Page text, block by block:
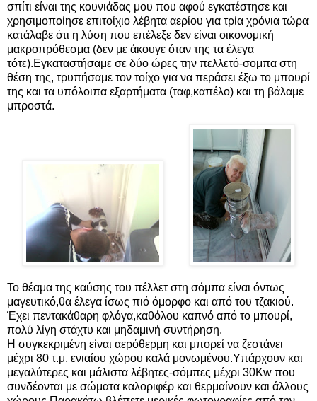
σπίτι είναι της κουνιάδας μου που αφού εγκατέστησε και
χρησιμοποίησε επιτοίχιο λέβητα αερίου για τρία χρόνια τώρα
κατάλαβε ότι η λύση που επέλεξε δεν είναι οικονομική
μακροπρόθεσμα (δεν με άκουγε όταν της τα έλεγα
τότε).Εγκαταστήσαμε σε δύο ώρες την πελλετό-σομπα στη
θέση της, τρυπήσαμε τον τοίχο για να περάσει έξω το μπουρί
της και τα υπόλοιπα εξαρτήματα (ταφ,καπέλο) και τη βάλαμε
μπροστά.
Το θέαμα της καύσης του πέλλετ στη σόμπα είναι όντως
μαγευτικό,θα έλεγα ίσως πιό όμορφο και από του τζακιού.
Έχει πεντακάθαρη φλόγα,καθόλου καπνό από το μπουρί,
πολύ λίγη στάχτυ και μηδαμινή συντήρηση.
Η συγκεκριμένη είναι αερόθερμη και μπορεί να ζεστάνει
μέχρι 80 τ.μ. ενιαίου χώρου καλά μονωμένου.Υπάρχουν και
μεγαλύτερες και μάλιστα λέβητες-σόμπες μέχρι 30Kw που
συνδέονται με σώματα καλοριφέρ και θερμαίνουν και άλλους